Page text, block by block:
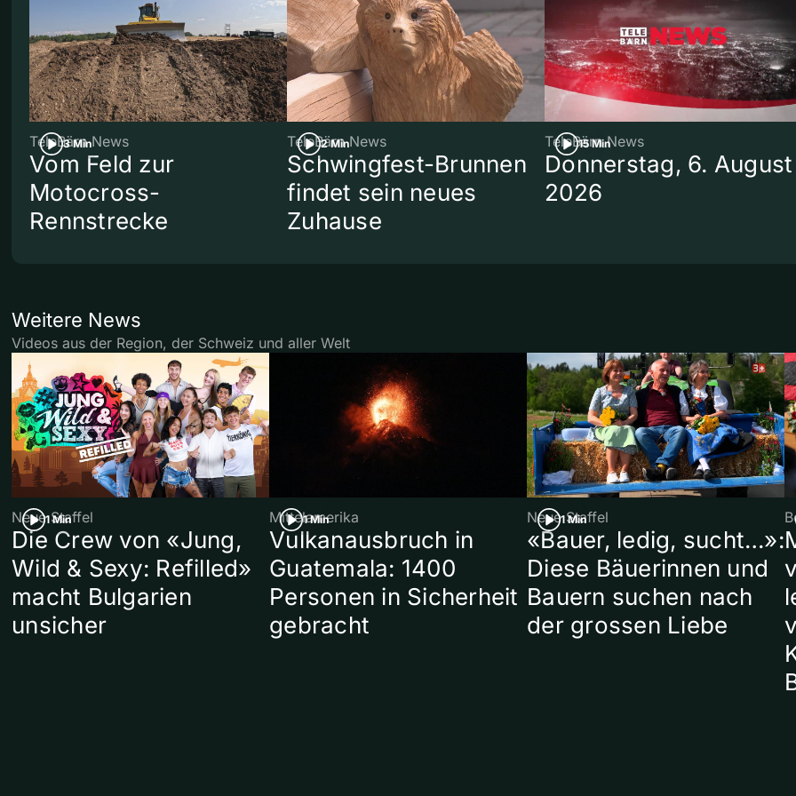
3 Min
TeleBärn News
Vom Feld zur
Motocross-
Rennstrecke
2 Min
TeleBärn News
Schwingfest-Brunnen
findet sein neues
Zuhause
15 Min
TeleBärn News
Donnerstag, 6. August
2026
Weitere News
Videos aus der Region, der Schweiz und aller Welt
1 Min
Neue Staffel
Die Crew von «Jung,
Wild & Sexy: Refilled»
macht Bulgarien
unsicher
1 Min
Mittelamerika
Vulkanausbruch in
Guatemala: 1400
Personen in Sicherheit
gebracht
1 Min
Neue Staffel
«Bauer, ledig, sucht…»:
Diese Bäuerinnen und
Bauern suchen nach
der grossen Liebe